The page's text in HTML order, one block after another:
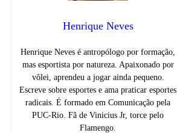
Henrique Neves
Henrique Neves é antropólogo por formação,
mas esportista por natureza. Apaixonado por
vôlei, aprendeu a jogar ainda pequeno.
Escreve sobre esportes e ama praticar esportes
radicais. É formado em Comunicação pela
PUC-Rio. Fã de Vinicius Jr, torce pelo
Flamengo.